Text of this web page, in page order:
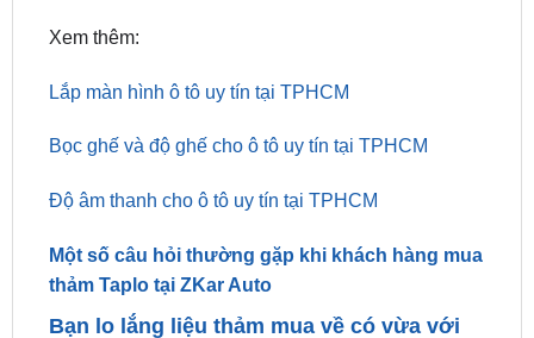
và cạnh tranh trong ngành, đi kèm với chất lượng
sản phẩm và dịch vụ tốt nhất.
Xem thêm:
Lắp màn hình ô tô uy tín tại TPHCM
Độ âm thanh cho ô tô uy tín tại TPHCM